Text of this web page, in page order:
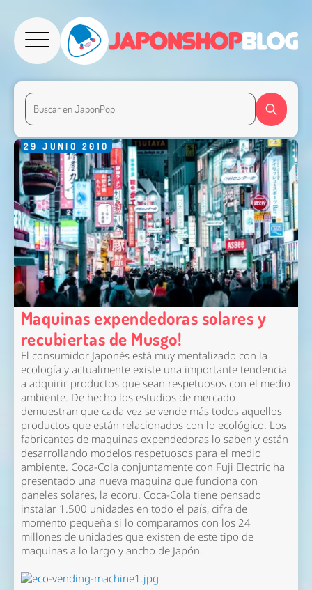
29 JUNIO 2010
Maquinas expendedoras solares y
recubiertas de Musgo!
El consumidor Japonés está muy mentalizado con la
ecología y actualmente existe una importante tendencia
a adquirir productos que sean respetuosos con el medio
ambiente. De hecho los estudios de mercado
demuestran que cada vez se vende más todos aquellos
productos que están relacionados con lo ecológico. Los
fabricantes de maquinas expendedoras lo saben y están
desarrollando modelos respetuosos para el medio
ambiente. Coca-Cola conjuntamente con Fuji Electric ha
presentado una nueva maquina que funciona con
paneles solares, la ecoru. Coca-Cola tiene pensado
instalar 1.500 unidades en todo el país, cifra de
momento pequeña si lo comparamos con los 24
millones de unidades que existen de este tipo de
maquinas a lo largo y ancho de Japón.